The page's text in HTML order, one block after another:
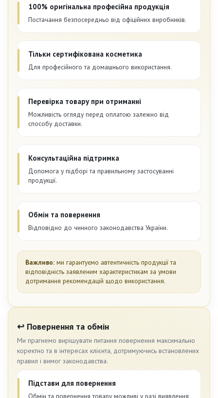
100% оригінальна професійна продукція
Постачання безпосередньо від офіційних виробників.
Тільки сертифікована косметика
Для професійного та домашнього використання.
Перевірка товару при отриманні
Можливість огляду перед оплатою залежно від
способу доставки.
Консультаційна підтримка
Допомога у підборі та правильному застосуванні
продукції.
Обмін та повернення
Відповідно до чинного законодавства України.
Важливо: ми гарантуємо автентичність продукції та
відповідність заявленим характеристикам за умови
дотримання рекомендацій щодо використання.
↩️ Повернення та обмін
Ми прагнемо вирішувати питання повернення максимально
коректно та в інтересах клієнта, дотримуючись встановлених
правил і вимог законодавства.
Підстави для повернення